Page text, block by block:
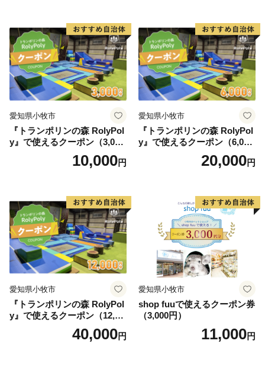
愛知県小牧市
『トランポリンの森 RolyPol
y』で使えるクーポン（3,000
10,000円
愛知県小牧市
『トランポリンの森 RolyPol
y』で使えるクーポン（6,000
20,000円
愛知県小牧市
『トランポリンの森 RolyPol
y』で使えるクーポン（12,00
40,000円
愛知県小牧市
shop fuuで使えるクーポン券
（3,000円）
11,000円